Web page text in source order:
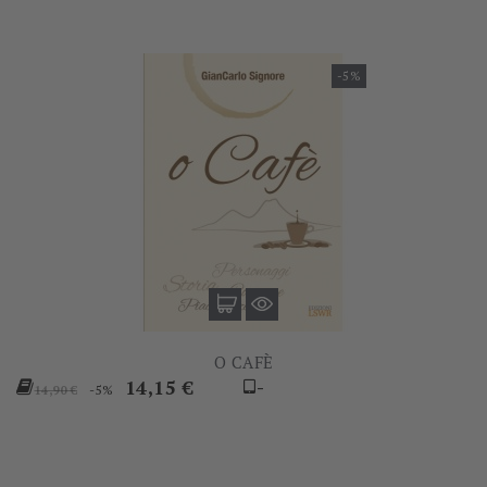
-5%
O CAFÈ
Prezzo
14,90 € -5% Prezzo
14,15 € -